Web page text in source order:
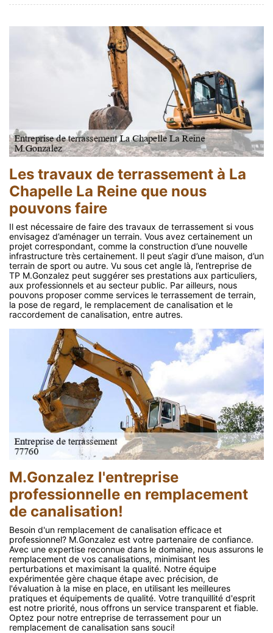
Les travaux de terrassement à La
Chapelle La Reine que nous
pouvons faire
Il est nécessaire de faire des travaux de terrassement si vous
envisagez d’aménager un terrain. Vous avez certainement un
projet correspondant, comme la construction d’une nouvelle
infrastructure très certainement. Il peut s’agir d’une maison, d’un
terrain de sport ou autre. Vu sous cet angle là, l’entreprise de
TP M.Gonzalez peut suggérer ses prestations aux particuliers,
aux professionnels et au secteur public. Par ailleurs, nous
pouvons proposer comme services le terrassement de terrain,
la pose de regard, le remplacement de canalisation et le
raccordement de canalisation, entre autres.
M.Gonzalez l'entreprise
professionnelle en remplacement
de canalisation!
Besoin d'un remplacement de canalisation efficace et
professionnel? M.Gonzalez est votre partenaire de confiance.
Avec une expertise reconnue dans le domaine, nous assurons le
remplacement de vos canalisations, minimisant les
perturbations et maximisant la qualité. Notre équipe
expérimentée gère chaque étape avec précision, de
l'évaluation à la mise en place, en utilisant les meilleures
pratiques et équipements de qualité. Votre tranquillité d'esprit
est notre priorité, nous offrons un service transparent et fiable.
Optez pour notre entreprise de terrassement pour un
remplacement de canalisation sans souci!